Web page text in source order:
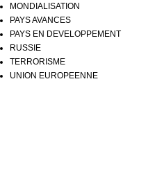
MONDIALISATION
PAYS AVANCES
PAYS EN DEVELOPPEMENT
RUSSIE
TERRORISME
UNION EUROPEENNE